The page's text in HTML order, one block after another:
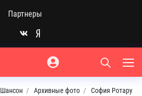
Партнеры
Шансон Архивные фото София Ротару